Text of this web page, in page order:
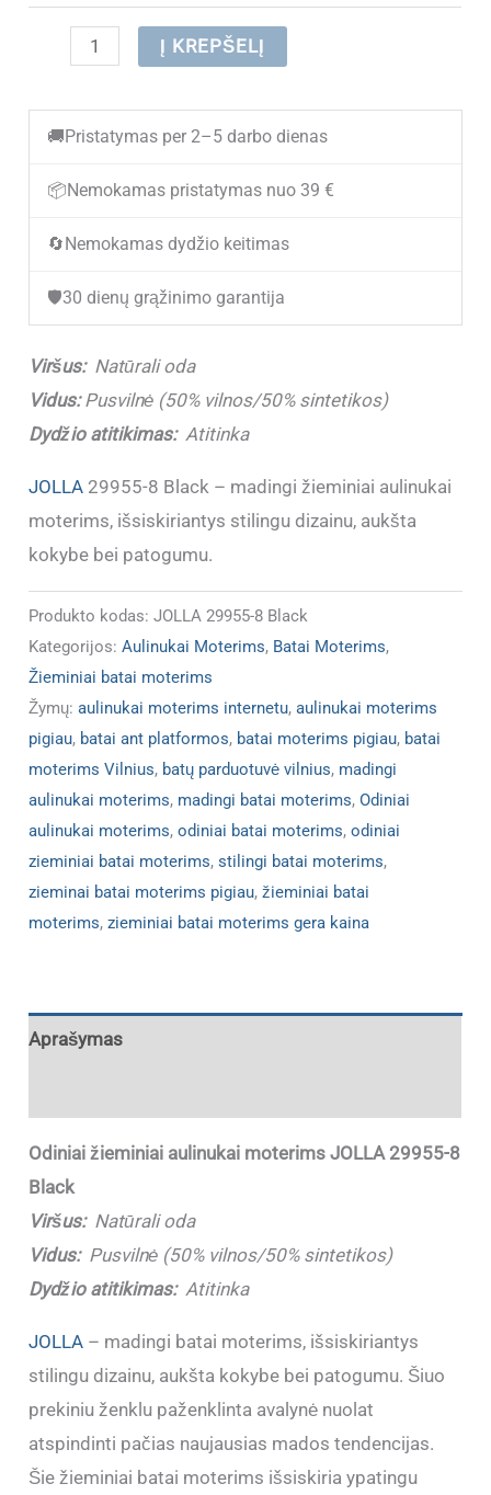
produkto
(IŠPARDUOTA)
Žieminiai
batai
JOLLA
Į KREPŠELĮ
🚚 Pristatymas per 2–5 darbo dienas
📦 Nemokamas pristatymas nuo 39 €
🔄 Nemokamas dydžio keitimas
🛡️30 dienų grąžinimo garantija
Viršus:Natūrali oda
Vidus:Pusvilnė (50% vilnos/50% sintetikos)
Dydžio atitikimas:Atitinka
JOLLA 29955-8 Black – madingi žieminiai aulinukai
moterims, išsiskiriantys stilingu dizainu, aukšta
kokybe bei patogumu.
Produkto kodas:JOLLA 29955-8 Black
Kategorijos:Aulinukai Moterims, Batai Moterims,
Žieminiai batai moterims
Žymų:aulinukai moterims internetu,aulinukai moterims
pigiau, batai ant platformos, batai moterims pigiau, batai
moterims Vilnius, batų parduotuvė vilnius, madingi
aulinukai moterims, madingi batai moterims,Odiniai
aulinukai moterims,odiniai batai moterims,odiniai
zieminiai batai moterims,stilingi batai moterims,
zieminai batai moterims pigiau,žieminiai batai
moterims,zieminiai batai moterims gera kaina
Aprašymas
Odiniai žieminiai aulinukai moterims JOLLA 29955-8
Black
Viršus:Natūrali oda
Vidus:Pusvilnė (50% vilnos/50% sintetikos)
Dydžio atitikimas:Atitinka
JOLLA – madingi batai moterims, išsiskiriantys
stilingu dizainu, aukšta kokybe bei patogumu. Šiuo
prekiniu ženklu paženklinta avalynė nuolat
atspindinti pačias naujausias mados tendencijas.
Šie žieminiai batai moterims išsiskiria ypatingu